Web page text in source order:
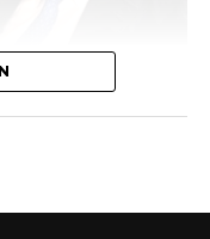
Khoisan-volk. Zij
door de boze